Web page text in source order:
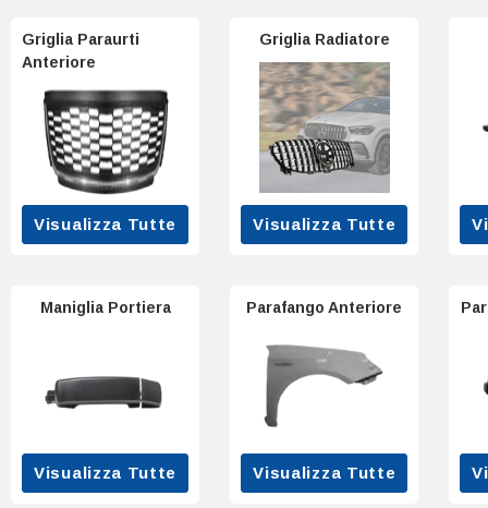
Griglia Paraurti
Anteriore
Visualizza Tutte
Griglia Radiatore
Visualizza Tutte
Maniglia Portiera
Visualizza Tutte
Parafango Anteriore
Visualizza Tutte